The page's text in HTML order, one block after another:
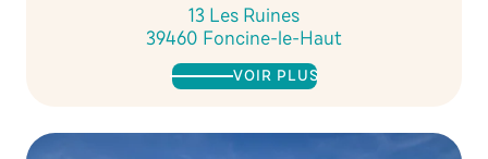
13 Les Ruines
39460 Foncine-le-Haut
VOIR PLUS